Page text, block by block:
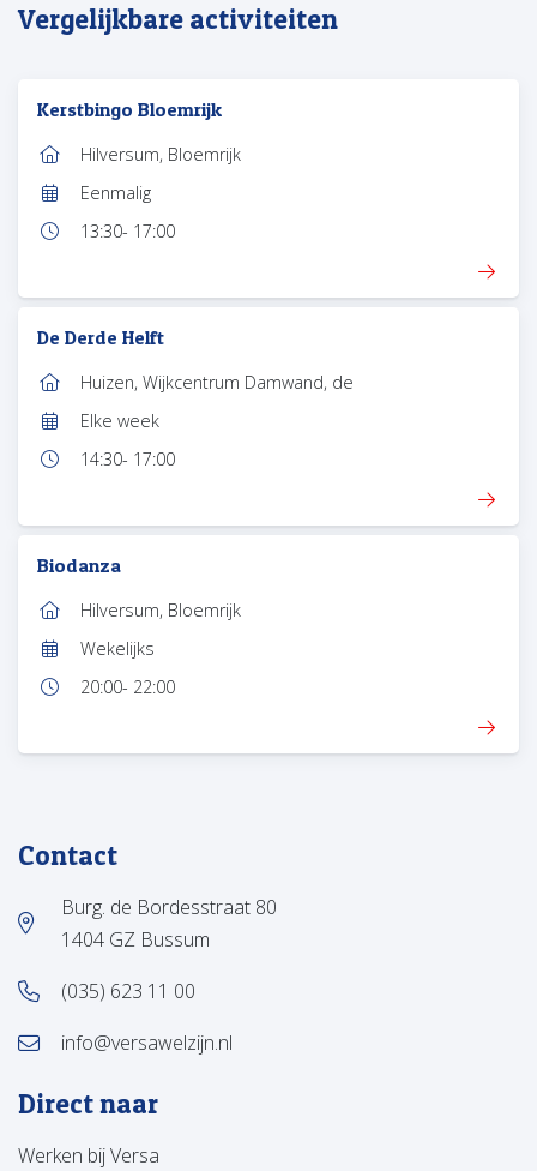
Vergelijkbare activiteiten
Kerstbingo Bloemrijk
Locatie:
Hilversum, Bloemrijk
Frequentie:
Eenmalig
Tijd:
13:30- 17:00
De Derde Helft
Locatie:
Huizen, Wijkcentrum Damwand, de
Frequentie:
Elke week
Tijd:
14:30- 17:00
Biodanza
Locatie:
Hilversum, Bloemrijk
Frequentie:
Wekelijks
Tijd:
20:00- 22:00
Contact
Burg. de Bordesstraat 80
1404 GZ Bussum
(035) 623 11 00
info@versawelzijn.nl
Direct naar
Werken bij Versa